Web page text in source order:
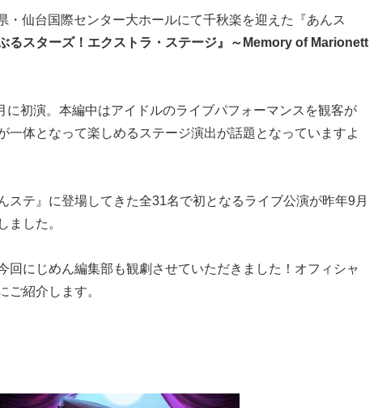
・仙台国際センター大ホールにて千秋楽を迎えた『あんス
るスターズ！エクストラ・ステージ』 ～ Memory of Marionett
に初演。本編中はアイドルのライブパフォーマンスを観客が
一体となって楽しめるステージ演出が話題となっていますよ
ステ』に登場してきた全31名で初となるライブ公演が昨年9月
ました。
回にじめん編集部も観劇させていただきました！オフィシャ
ご紹介します。